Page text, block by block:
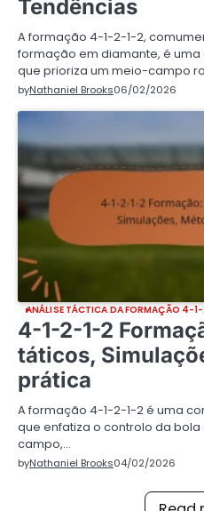
Tendências
A formação 4-1-2-1-2,
formação em diamante, é
que prioriza um meio-campo
byNathaniel Brooks06/02/2026
ANÁLISE TÁCTICA DA FORMAÇÃO 4-
4-1-2-1-2
táticos,
prática
A formação 4-1-2-1-2 é uma
que enfatiza o controlo da
campo,…
byNathaniel Brooks04/02/2026